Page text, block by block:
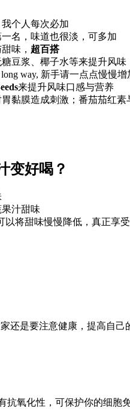
个人每次必加
名，味道也很淡，可多加
味， 超百搭
豆浆、椰子水等来提升风味
way, 新手请一点点慢慢增
来提升风味口感与营养
黏膜造成刺激；番茄茄红
变好喝？
汁甜味
将甜味慢慢降低，真正享受
还是要注意健康，提高自
抗氧化性，可保护你的细胞